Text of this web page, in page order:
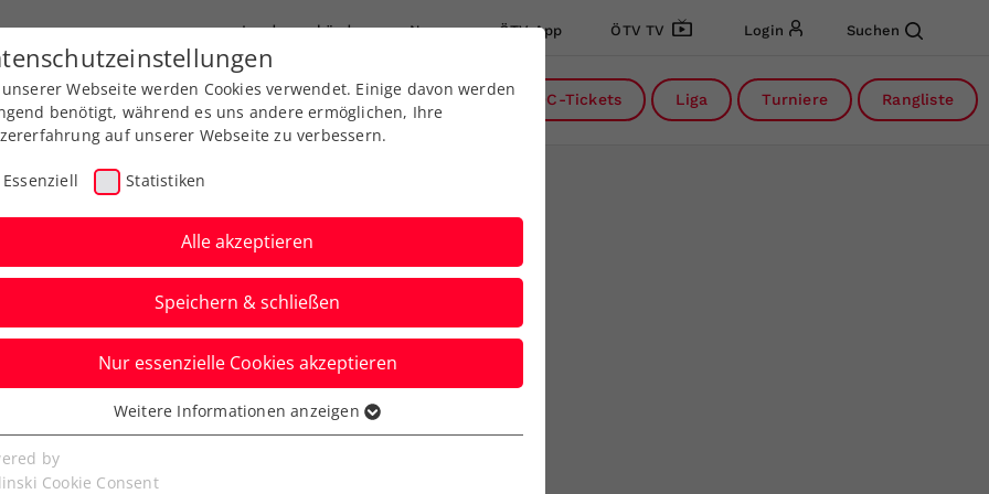
Landesverbände News ÖTV App ÖTV TV Login Suchen
Ausbildung Services Über uns DC-Tickets Liga Turniere Rangliste
Musetti überrascht
Webseite werden Cookies verwendet. Einige davon werden
benötigt, während es uns andere ermöglichen, Ihre
auf unserer Webseite zu verbessern.
Essenziell Statistiken
Alle akzeptieren
Speichern & schließen
Nur essenzielle Cookies akzeptieren
Cookies werden für grundlegende Funktionen der
benötigt. Dadurch ist gewährleistet, dass die Webseite
Weitere Informationen anzeigen
by
Cookie Consent